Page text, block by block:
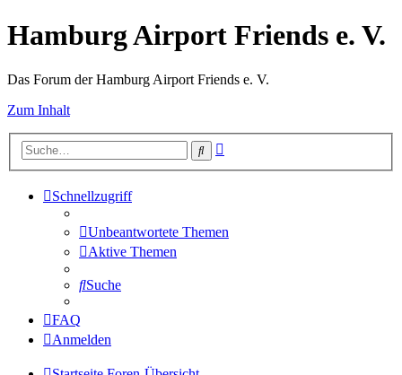
Hamburg Airport Friends e. V.
Das Forum der Hamburg Airport Friends e. V.
Zum Inhalt
Suche
Schnellzugriff
Unbeantwortete Themen
Aktive Themen
Suche
FAQ
Anmelden